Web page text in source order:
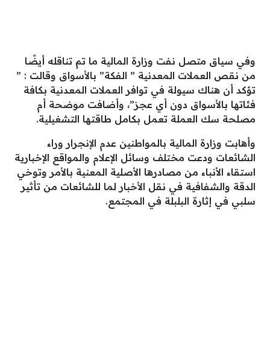
وفي سياق متصل نفت وزارة المالية ما تم تناقله أيضًا
من نقص العملات المعدنية ” الفكة” بالأسواق وقالت : ”
تؤكد أن هناك سيولة في توافر العملات المعدنية بكافة
فئاتها بالأسواق دون أي عجز”، وأضافت موضحة أم
مصلحة سك العملة تعمل بكامل طاقتها التشغيلية.
وأهابت وزارة المالية بالمواطنين عدم الإنجرار وراء
الشائعات ودعت مختلف وسائل الإعلام والمواقع الإخبارية
استقاء الأنباء من مصادرها الأصلية المعنية بالأمر وتوخي
الدقة والشفافية في نقل الأخبار لما للشائعات من تأثير
سلبي في إثارة البلبلة في المجتمع.